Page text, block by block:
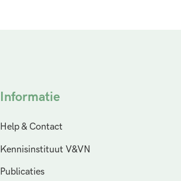
Informatie
Help & Contact
Kennisinstituut V&VN
Publicaties